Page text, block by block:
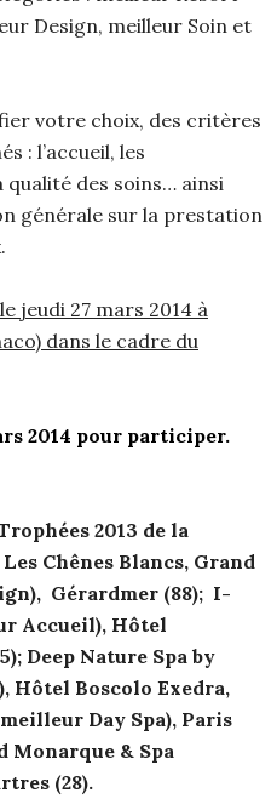
Design, meilleur Soin et
votre choix, des critères
: l’accueil, les
qualité des soins… ainsi
générale sur la prestation
jeudi 27 mars 2014 à
dans le cadre du
2014 pour participer.
2013 de la
Chênes Blancs, Grand
Gérardmer (88); I-
Accueil), Hôtel
Deep Nature Spa by
Hôtel Boscolo Exedra,
Day Spa), Paris
Monarque & Spa
(28).